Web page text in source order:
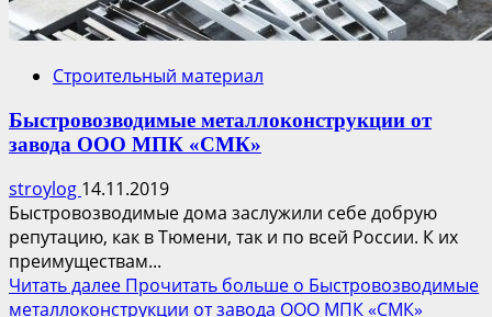
Строительный материал
Быстровозводимые металлоконструкции от
завода ООО МПК «СМК»
stroylog 14.11.2019
Быстровозводимые дома заслужили себе добрую
репутацию, как в Тюмени, так и по всей России. К их
преимуществам...
Читать далее Прочитать больше о Быстровозводимые
металлоконструкции от завода ООО МПК «СМК»